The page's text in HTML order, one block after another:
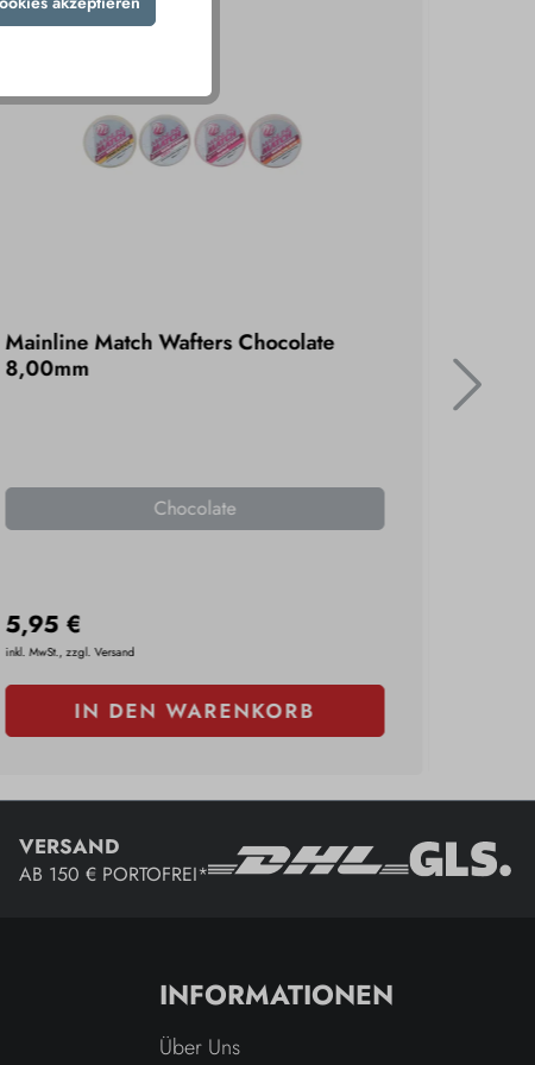
Mainline Match Wafters Chocolate
8,00mm
Chocolate
5,95 €
inkl. MwSt., zzgl. Versand
IN DEN WARENKORB
VERSAND
AB 150 € PORTOFREI*
INFORMATIONEN
Über Uns